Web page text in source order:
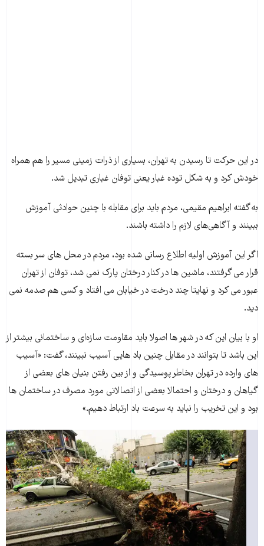
در این حرکت تا رسیدن به تهران، بسیاری از ذرات زمینی مسیر را هم همراه
خودش کرد و به شکل توده غبار یعنی توفان غباری تبدیل شد.
به گفته ابراهیم مقیمی، مردم باید برای مقابله با چنین حوادثی آموزش
ببینند و آگاهی‌های لازم را داشته باشند.
اگر این آموزش اولیه اطلاع رسانی شده بود، مردم در محل های سر بسته
قرار می گرفتند، ماشین ها در کنار درختان پارک نمی شد، توفان از تهران
عبور می کرد و نهایتا چند درخت در خیابان می افتاد و کسی هم صدمه نمی
دید.
او با بیان این که در شهر ها اصولا باید مقاومت سازه‌ای و ساختمانی بیشتر از
این باشد تا بتوانند در مقابل چنین باد هایی آسیب نبینند، گفت: «آسیب
های وارده در تهران بخاطر پوسیدگی و از بین رفتن بنیان های بعضی از
گیاهان و درختان و احتمالا بعضی از اتصالاتی مورد مصرف در ساختمان ها
بود و این تخریب را نباید به سرعت باد ارتباط دهیم.»